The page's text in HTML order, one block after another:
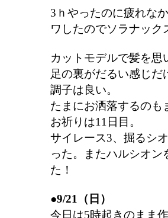
3ｈやったのに疲れな
ワしたのでソラナッ
カットモデルで髪を
足の裏がだるい感じ
調子は良い。
たまにお洒落するのも
お祈りは11日目。
サイレース3、掘るシ
った。またハルシオ
た！
●9/21（日）
今日は5時起きのまま